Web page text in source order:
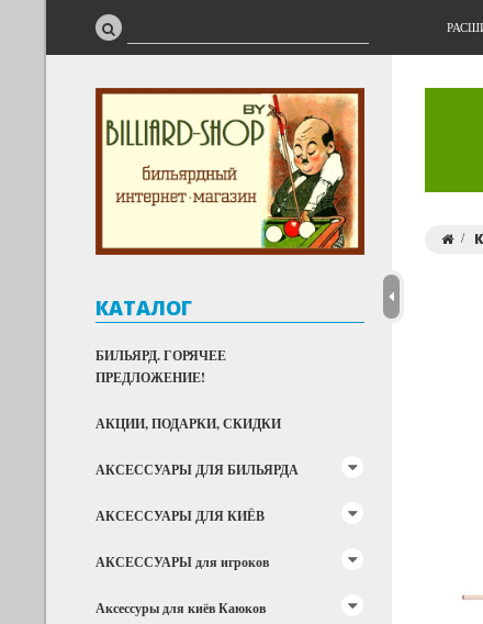
КАТАЛОГ
БИЛЬЯРД. ГОРЯЧЕЕ
ПРЕДЛОЖЕНИЕ!
АКЦИИ, ПОДАРКИ, СКИДКИ
АКСЕССУАРЫ ДЛЯ БИЛЬЯРДА
АКСЕССУАРЫ ДЛЯ КИЁВ
АКСЕССУАРЫ для игроков
Аксессуры для киёв Каюков